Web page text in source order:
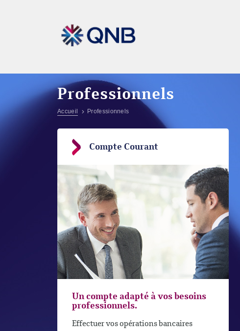
Professionnels
Accueil Professionnels
Compte Courant
Un compte adapté à vos besoins
professionnels.
Effectuer vos opérations bancaires